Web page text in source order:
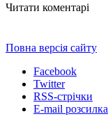
Читати коментарі
Повна версія сайту
Facebook
Twitter
RSS-стрічки
E-mail розсилка